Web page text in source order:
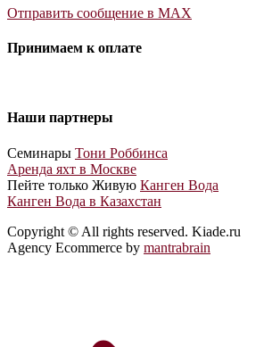
Отправить сообщение в MAX
Принимаем к оплате
Наши партнеры
Cеминары Тони Роббинса
Аренда яхт в Москве
Пейте только Живую Канген Вода
Канген Вода в Казахстан
Copyright © All rights reserved. Kiade.ru
Agency Ecommerce by mantrabrain